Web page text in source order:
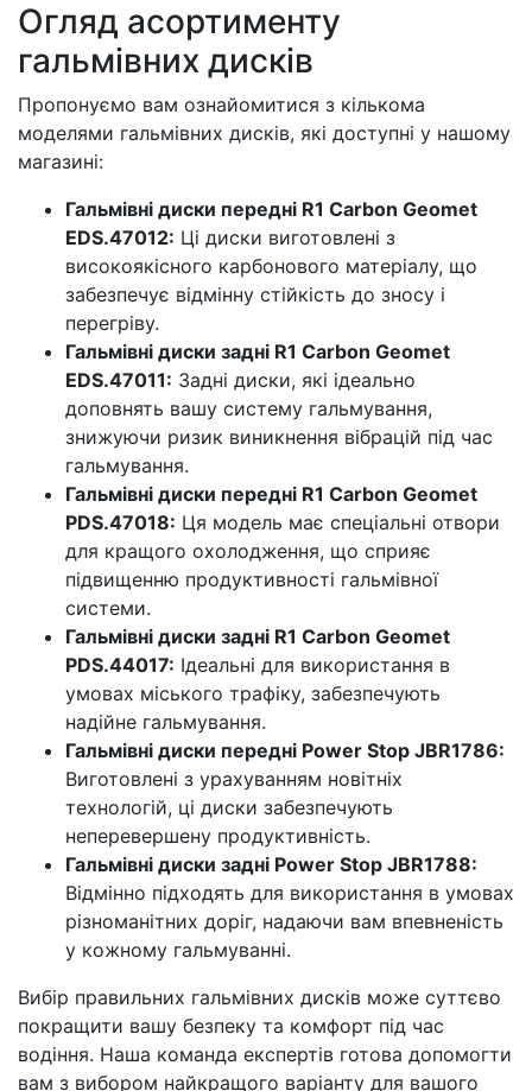
Огляд асортименту
гальмівних дисків
Пропонуємо вам ознайомитися з кількома
моделями гальмівних дисків, які доступні у нашому
магазині:
Гальмівні диски передні R1 Carbon Geomet
EDS.47012: Ці диски виготовлені з
високоякісного карбонового матеріалу, що
забезпечує відмінну стійкість до зносу і
перегріву.
Гальмівні диски задні R1 Carbon Geomet
EDS.47011: Задні диски, які ідеально
доповнять вашу систему гальмування,
знижуючи ризик виникнення вібрацій під час
гальмування.
Гальмівні диски передні R1 Carbon Geomet
PDS.47018: Ця модель має спеціальні отвори
для кращого охолодження, що сприяє
підвищенню продуктивності гальмівної
системи.
Гальмівні диски задні R1 Carbon Geomet
PDS.44017: Ідеальні для використання в
умовах міського трафіку, забезпечують
надійне гальмування.
Гальмівні диски передні Power Stop JBR1786:
Виготовлені з урахуванням новітніх
технологій, ці диски забезпечують
неперевершену продуктивність.
Гальмівні диски задні Power Stop JBR1788:
Відмінно підходять для використання в умовах
різноманітних доріг, надаючи вам впевненість
у кожному гальмуванні.
Вибір правильних гальмівних дисків може суттєво
покращити вашу безпеку та комфорт під час
водіння. Наша команда експертів готова допомогти
вам з вибором найкращого варіанту для вашого